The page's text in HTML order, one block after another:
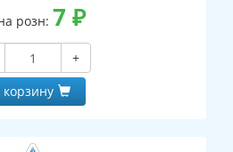
розн: 7 ₽
+
корзину